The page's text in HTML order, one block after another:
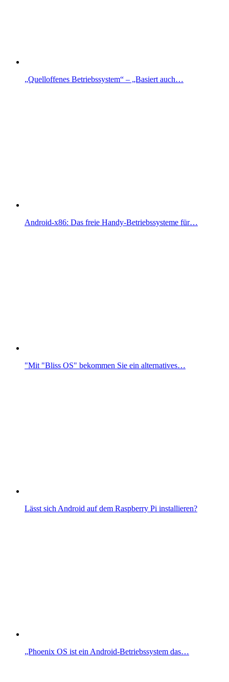
„Quelloffenes Betriebssystem“ – „Basiert auch…
Android-x86: Das freie Handy-Betriebssysteme für…
"Mit "Bliss OS" bekommen Sie ein alternatives…
Lässt sich Android auf dem Raspberry Pi installieren?
„Phoenix OS ist ein Android-Betriebssystem das…